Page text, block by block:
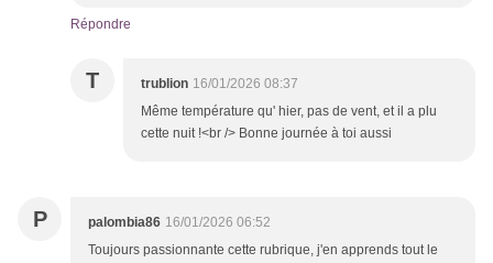
Répondre
T trublion 16/01/2026 08:37
Même température qu' hier, pas de vent, et il a plu
cette nuit !<br /> Bonne journée à toi aussi
P palombia86 16/01/2026 06:52
Toujours passionnante cette rubrique, j'en apprends tout le